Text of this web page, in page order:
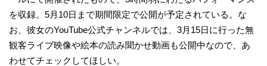
を収録。5月10日まで期間限定で公開が予定されている。な
お、彼女のYouTube公式チャンネルでは、3月15日に行った無
観客ライブ映像や絵本の読み聞かせ動画も公開中なので、あ
わせてチェックしてほしい。